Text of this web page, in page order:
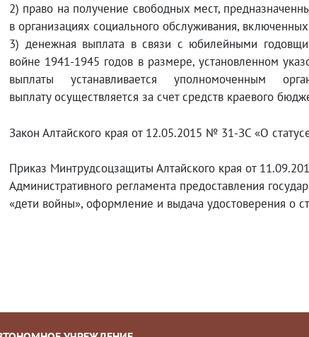
2) право на получение свободных мест,
в организациях социального обслуживания,
3) денежная выплата в связи с юбилейными
войне 1941-1945 годов в размере, установленном
выплаты устанавливается уполномоченным
выплату осуществляется за счет средств краевого
Закон Алтайского края от 12.05.2015 № 31-ЗС «О
Приказ Минтрудсоцзащиты Алтайского края от
Административного регламента предоставления
«дети войны», оформление и выдача удостоверения о